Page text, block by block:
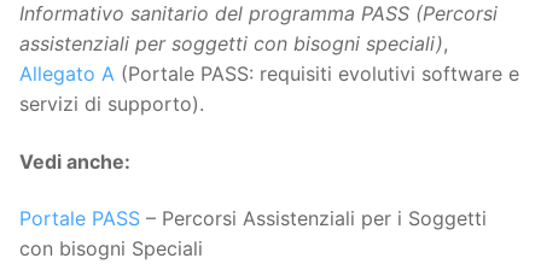
Informativo sanitario del programma PASS (Percorsi
assistenziali per soggetti con bisogni speciali),
Allegato A (Portale PASS: requisiti evolutivi software e
servizi di supporto).
Vedi anche:
Portale PASS – Percorsi Assistenziali per i Soggetti
con bisogni Speciali